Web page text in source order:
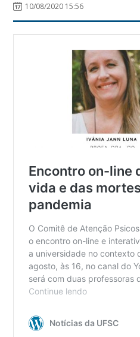
10/08/2020 15:56